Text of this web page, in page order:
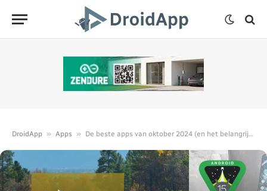
DroidApp » Apps » De beste apps van oktober 2024 (en het belangrijkste nieuws)